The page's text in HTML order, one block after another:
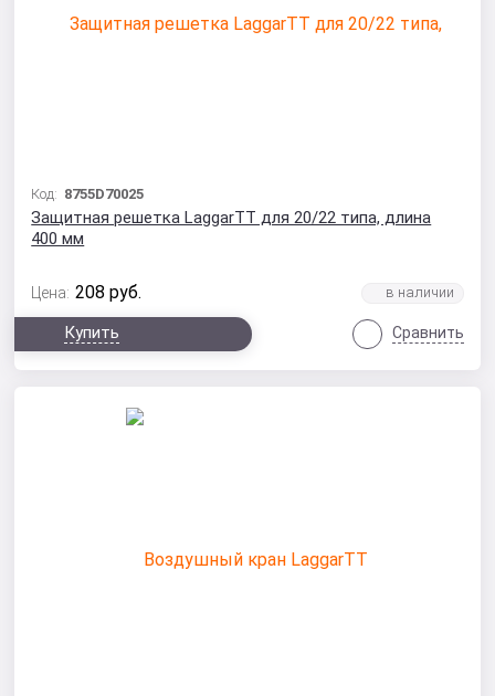
Код: 8755D70025
Защитная решетка LaggarTT для 20/22 типа, длина
400 мм
Цена: 208 руб.
Купить Сравнить